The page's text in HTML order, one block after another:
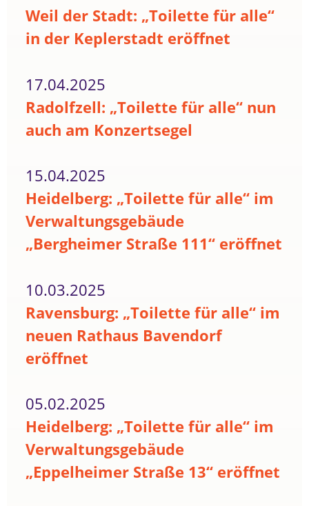
Weil der Stadt: „Toilette für alle“
in der Keplerstadt eröffnet
17.04.2025
Radolfzell: „Toilette für alle“ nun
auch am Konzertsegel
15.04.2025
Heidelberg: „Toilette für alle“ im
Verwaltungsgebäude
„Bergheimer Straße 111“ eröffnet
10.03.2025
Ravensburg: „Toilette für alle“ im
neuen Rathaus Bavendorf
eröffnet
05.02.2025
Heidelberg: „Toilette für alle“ im
Verwaltungsgebäude
„Eppelheimer Straße 13“ eröffnet